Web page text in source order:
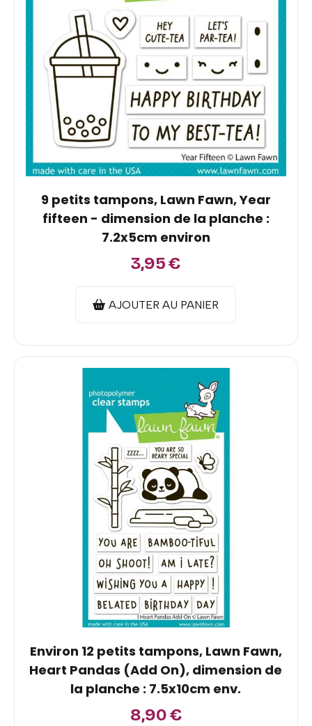
9 petits tampons, Lawn Fawn, Year
fifteen - dimension de la planche :
7.2x5cm environ
3,95€
AJOUTER AU PANIER
Environ 12 petits tampons, Lawn Fawn,
Heart Pandas (Add On), dimension de
la planche : 7.5x10cm env.
8,90€